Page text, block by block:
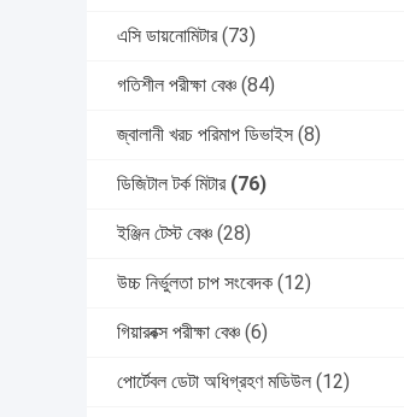
এসি ডায়নোমিটার (73)
গতিশীল পরীক্ষা বেঞ্চ (84)
জ্বালানী খরচ পরিমাপ ডিভাইস (8)
ডিজিটাল টর্ক মিটার (76)
ইঞ্জিন টেস্ট বেঞ্চ (28)
উচ্চ নির্ভুলতা চাপ সংবেদক (12)
গিয়ারবক্স পরীক্ষা বেঞ্চ (6)
পোর্টেবল ডেটা অধিগ্রহণ মডিউল (12)